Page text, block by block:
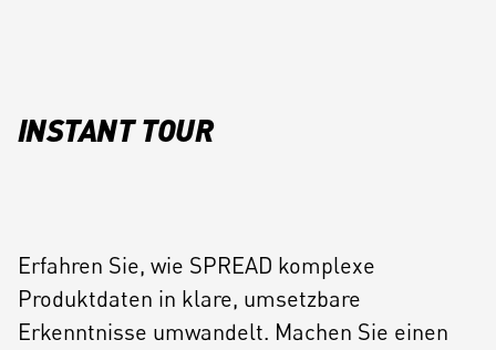
INSTANT TOUR
Erfahren Sie, wie SPREAD komplexe
Produktdaten in klare, umsetzbare
Erkenntnisse umwandelt. Machen Sie einen